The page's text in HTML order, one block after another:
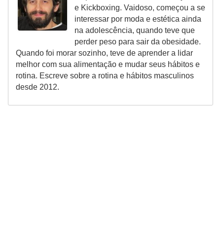
e Kickboxing. Vaidoso, começou a se
interessar por moda e estética ainda
na adolescência, quando teve que
perder peso para sair da obesidade.
Quando foi morar sozinho, teve de aprender a lidar
melhor com sua alimentação e mudar seus hábitos e
rotina. Escreve sobre a rotina e hábitos masculinos
desde 2012.